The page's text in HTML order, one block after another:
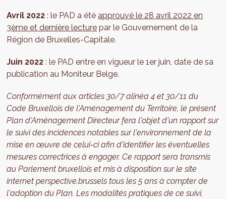
Avril 2022 : le PAD a été approuvé le 28 avril 2022 en
3ème et dernière lecture par le Gouvernement de la
Région de Bruxelles-Capitale.
Juin 2022 : le PAD entre en vigueur le 1er juin, date de sa
publication au Moniteur Belge.
Conformément aux articles 30/7 alinéa 4 et 30/11 du
Code Bruxellois de l'Aménagement du Territoire, le présent
Plan d'Aménagement Directeur fera l'objet d'un rapport sur
le suivi des incidences notables sur l'environnement de la
mise en œuvre de celui-ci afin d'identifier les éventuelles
mesures correctrices à engager. Ce rapport sera transmis
au Parlement bruxellois et mis à disposition sur le site
internet perspective.brussels tous les 5 ans à compter de
l'adoption du Plan. Les modalités pratiques de ce suivi,